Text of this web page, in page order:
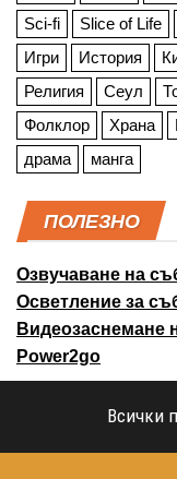
Sci-fi
Slice of Life
Игри
История
Религия
Сеул
Фолклор
Храна
драма
манга
ПОЛЕЗНО
Озвучаване на
Осветление за
Видеозаснемане
Power2go
Всички